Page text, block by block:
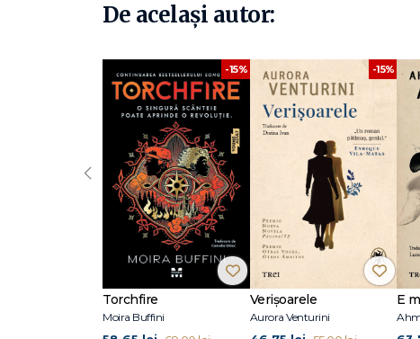
Capitolul I. Contextul general al psihoterapiei şi consilierii
Capitolul III. Abordarea cognitiv‑comportamentală în
Capitolul IV. Psihoterapia raţional-emotivă
Capitolul V. Psihanaliza şi psihoterapiile psihodinamice
Capitolul VI. Orientarea experienţială în consiliere şi
Capitolul VII. Abordările de tip paradoxal în psihoterapie
Capitolul VIII. Abordările constructiviste în consiliere şi
Capitolul IX. Psihoterapia de cuplu şi familie
Capitolul X. Abordările eclectice. Analiza tranzacţională.
Capitolul XI. Psihoterapia feministă
Capitolul XII. Psihoterapii scurte din al treilea val(ACT şi
Bibliografie
De același autor:
-15%
Torchfire
Moira Buffini
-15%
Verișoarele
Aurora Venturini
‹